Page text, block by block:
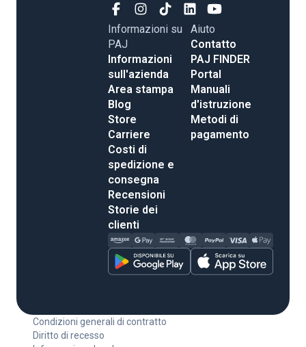
Informazioni su
PAJ
Informazioni
sull'azienda
Area stampa
Blog
Store
Carriere
Costi di
spedizione e
consegna
Recensioni
Storie dei
clienti
Aiuto
Contatto
PAJ FINDER
Portal
Manuali
d'istruzione
Metodi di
pagamento
Condizioni generali di contratto
Diritto di recesso